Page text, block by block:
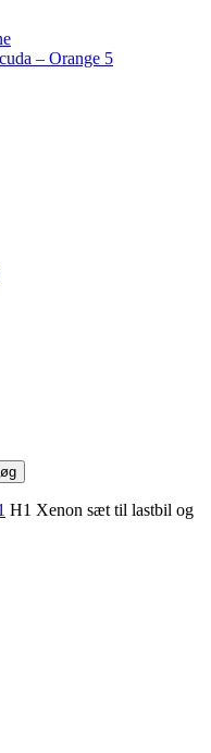
– Orange 5
H1 Xenon sæt til lastbil og